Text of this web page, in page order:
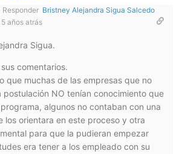
Responder Bristney Alejandra Sigua Salcedo
5 años atrás
Sigua.
comentarios.
que muchas de las empresas que no
postulación NO tenían conocimiento que
algunos no contaban con una
los orientara en este proceso y otra
para que la pudieran empezar
era tener a los empleado con su